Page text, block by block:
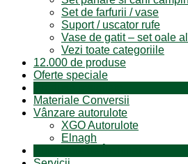
Set de farfurii / vase
Suport / uscator rufe
Vase de gatit – set oale
Vezi toate categoriile
12.000 de produse
Oferte speciale
Materiale Conversii
Vânzare autorulote
XGO Autorulote
Elnagh